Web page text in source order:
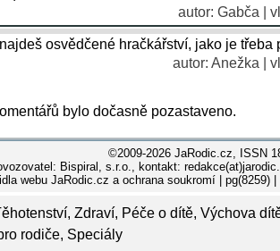
, Zdraví, Péče o dítě, Výchova
rodiče, Speciály
autor: Gabča |
osvědčené hračkářství, jako je třeba
autor: Anežka |
bylo dočasně pozastaveno.
©2009-2026 JaRodic.cz, ISSN
Bispiral, s.r.o., kontakt:
webu JaRodic.cz a ochrana soukromí | pg(8259) |